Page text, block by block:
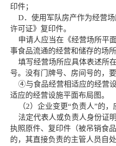
印件；
D．使用军队房产作为经营
许可证》复印件。
申请人应当在《经营场所平
事食品流通的经营和储存的场所
填写经营场所应具体表述所
号。没有门牌号、房间号的，
④与食品经营相适应的经营
适应的经营设施平面布局图。
（2）企业变更“负责人”的，
法定代表人或负责人身份证
执照原件、复印件（被吊销食
的，其直接负责的主管人员自